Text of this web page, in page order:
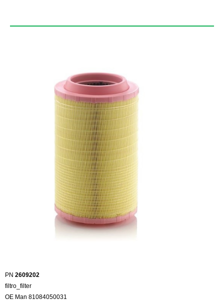
PN 2609202
filtro_filter
OE Man 81084050031